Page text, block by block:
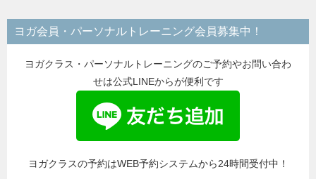
リ
ー
ヨガ会員・パーソナルトレーニング会員募集中！
ヨガクラス・パーソナルトレーニングのご予約やお問い合わ
せは公式LINEからが便利です
ヨガクラスの予約はWEB予約システムから24時間受付中！